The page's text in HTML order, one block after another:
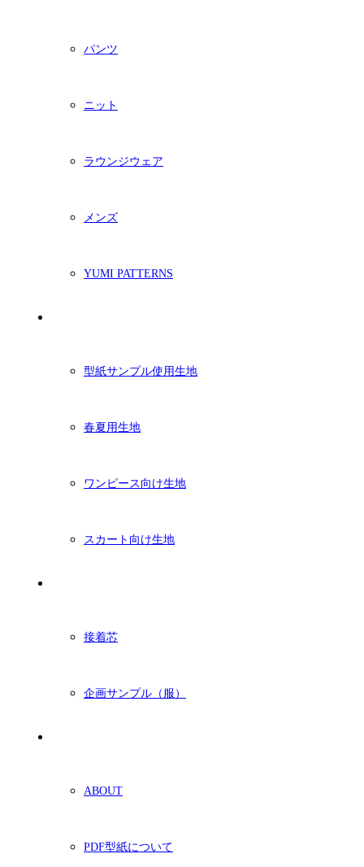
パンツ
ニット
ラウンジウェア
メンズ
YUMI PATTERNS
型紙サンプル使用生地
春夏用生地
ワンピース向け生地
スカート向け生地
接着芯
企画サンプル（服）
ABOUT
PDF型紙について